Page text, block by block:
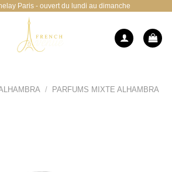
Paris - ouvert du lundi au dimanche
/ PARFUMS MIXTE ALHAMBRA